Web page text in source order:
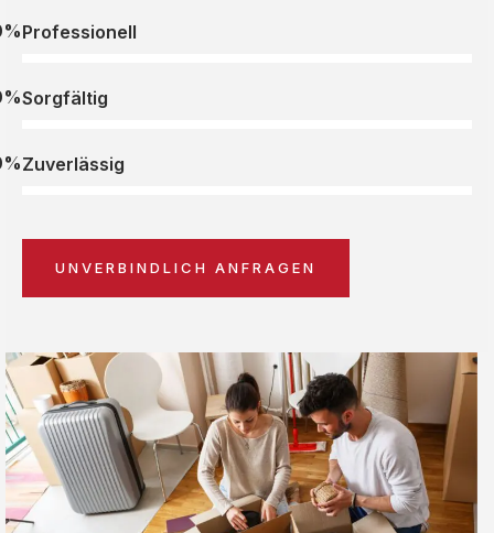
Professionell
Sorgfältig
Zuverlässig
UNVERBINDLICH ANFRAGEN